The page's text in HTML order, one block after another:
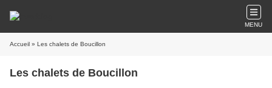
MENU
Accueil » Les chalets de Boucillon
Les chalets de Boucillon